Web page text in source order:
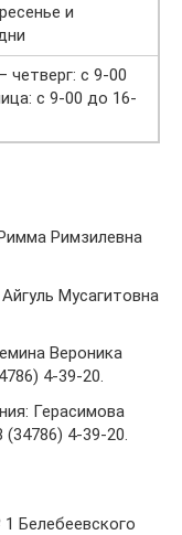
и
четверг: с 9-00
с 9-00 до 16-
Римзилевна
Мусагитовна
Вероника
4-39-20.
Герасимова
4-39-20.
Белебеевского